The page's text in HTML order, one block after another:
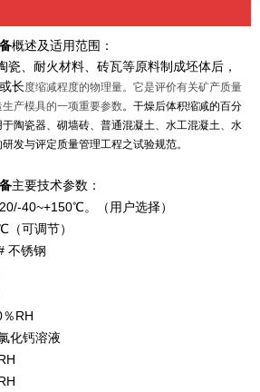
概述及适用范围：
、耐火材料、砖瓦等原料制成坯体后，
长度缩减程度的物理量。它是评价有关矿产质量
产模具的一项重要参数。干燥后体积缩减的百分
陶瓷器、砌墙砖、普通混凝土、水工混凝土、水
发与评定质量管理工程之试验规范。
主要技术参数：
40~+150℃。（用户选择）
可调节）
不锈钢
RH
化钙溶液